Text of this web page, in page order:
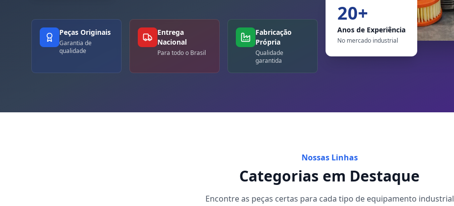
Peças Originais
Garantia de
qualidade
Entrega
Nacional
Para todo o Brasil
Fabricação
Própria
Qualidade
garantida
20+
Anos de Experiência
No mercado industrial
Nossas Linhas
Categorias em Destaque
Encontre as peças certas para cada tipo de equipamento industrial